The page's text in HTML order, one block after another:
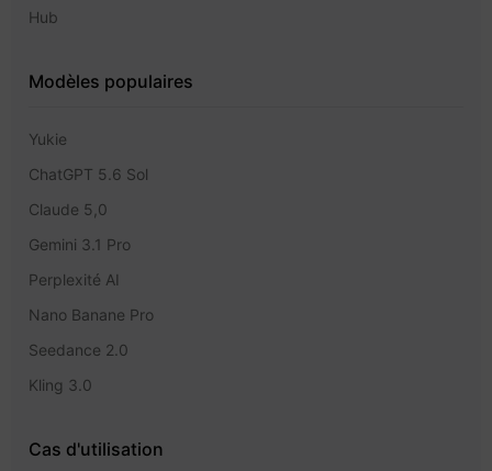
Hub
Modèles populaires
Yukie
ChatGPT 5.6 Sol
Claude 5,0
Gemini 3.1 Pro
Perplexité AI
Nano Banane Pro
Seedance 2.0
Kling 3.0
Cas d'utilisation